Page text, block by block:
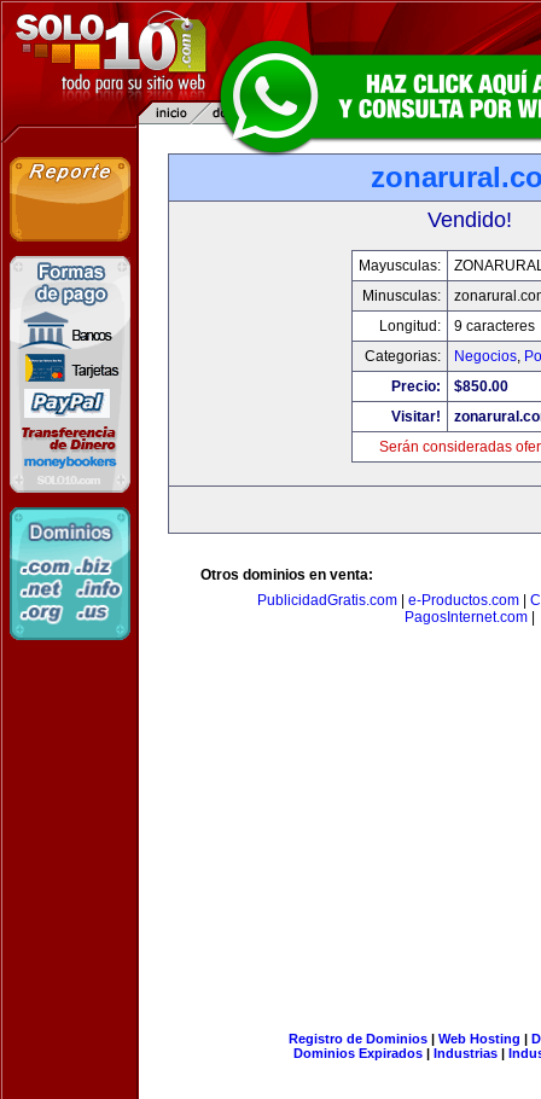
Vendido!
Mayusculas:
Minusculas:
Longitud:
9 caracteres
Categorias:
Negocios,
Precio:
$850.00
Visitar!
Serán consideradas
Otros dominios en venta:
PublicidadGratis.com
e-Productos.com
PagosInternet.com
Registro de Dominios| Web Hosting |
Dominios Expirados | Industrias |